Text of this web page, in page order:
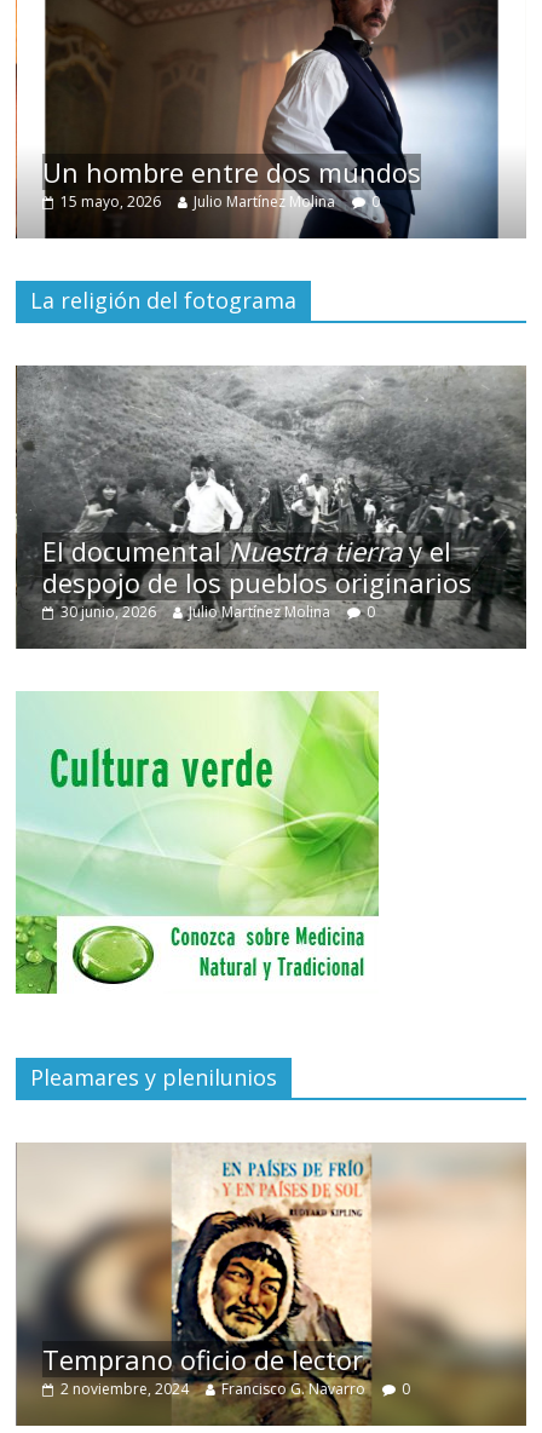
Un hombre entre dos mundos
15 mayo, 2026 Julio Martínez Molina 0
La religión del fotograma
El documentalNuestra tierray el
despojo de los pueblos originarios
30 junio, 2026 Julio Martínez Molina 0
Pleamares y plenilunios
Temprano oficio de lector
2 noviembre, 2024 Francisco G. Navarro 0